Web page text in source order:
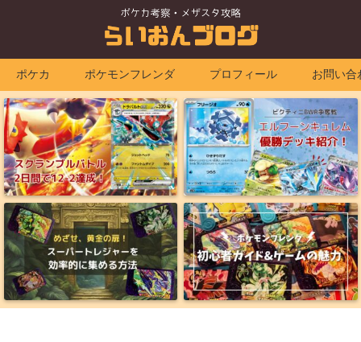
ポケカ ポケモンフレンダ プロフィール お問い合